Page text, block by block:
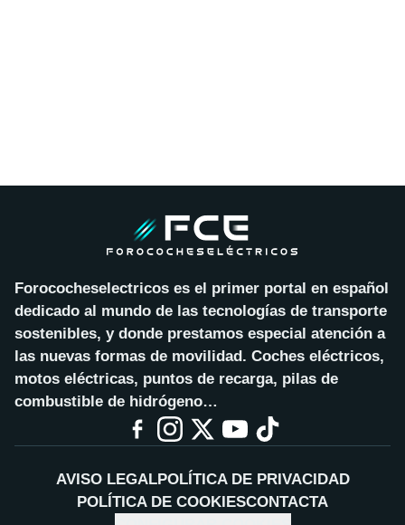
Forococheselectricos es el primer portal en español
dedicado al mundo de las tecnologías de transporte
sostenibles, y donde prestamos especial atención a
las nuevas formas de movilidad. Coches eléctricos,
motos eléctricas, puntos de recarga, pilas de
combustible de hidrógeno…
AVISO LEGALPOLÍTICA DE PRIVACIDAD
POLÍTICA DE COOKIESCONTACTA